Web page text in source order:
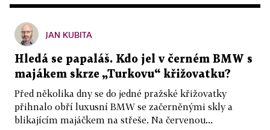
JAN KUBITA
Hledá se papaláš. Kdo jel v černém BMW s
majákem skrze „Turkovu“ křižovatku?
Před několika dny se do jedné pražské křižovatky
přihnalo obří luxusní BMW se začerněnými skly a
blikajícím majáčkem na střeše. Na červenou...